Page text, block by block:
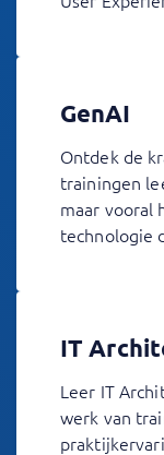
GenAI
Ontdek de
trainingen
maar vooral
technologie
IT
Leer IT
werk van